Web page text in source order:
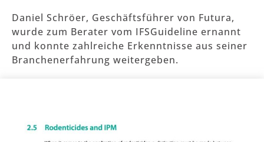
Daniel Schröer, Geschäftsführer von Futura,
wurde zum Berater vom IFSGuideline ernannt
und konnte zahlreiche Erkenntnisse aus seiner
Branchenerfahrung weitergeben.